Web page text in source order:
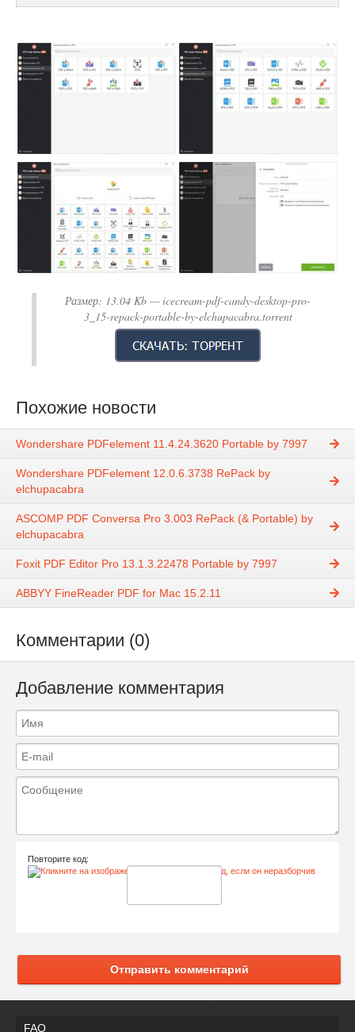
Размер: 13.04 Kb — icecream-pdf-candy-desktop-pro-
3_15-repack-portable-by-elchupacabra.torrent
Похожие новости
Wondershare PDFelement 11.4.24.3620 Portable by 7997
Wondershare PDFelement 12.0.6.3738 RePack by
elchupacabra
ASCOMP PDF Conversa Pro 3.003 RePack (& Portable) by
elchupacabra
Foxit PDF Editor Pro 13.1.3.22478 Portable by 7997
ABBYY FineReader PDF for Mac 15.2.11
Комментарии (0)
Добавление комментария
Повторите код:
Отправить комментарий
FAQ